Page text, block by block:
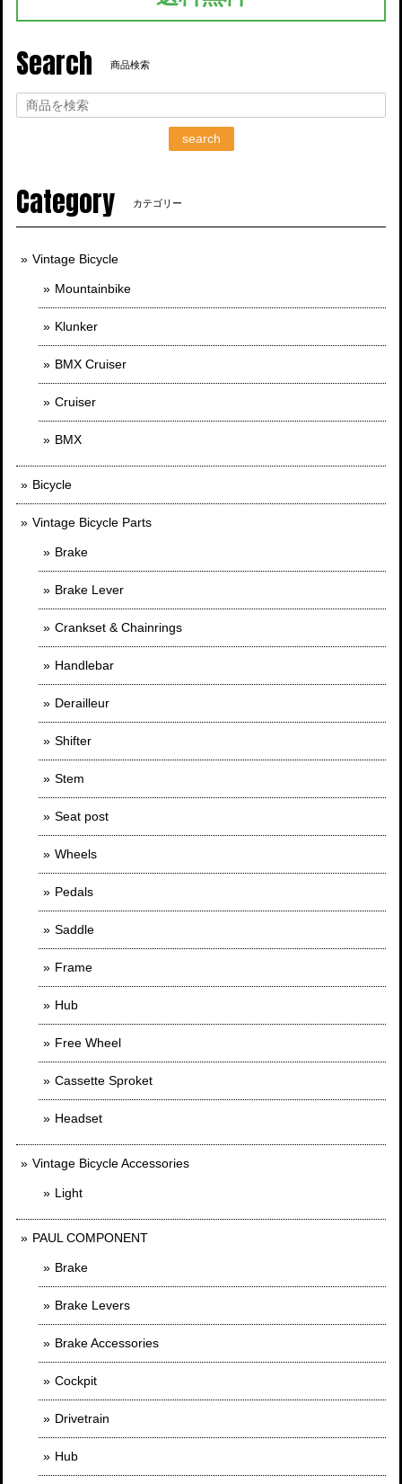
Search 商品検索
search
Category カテゴリー
Vintage Bicycle
Mountainbike
Klunker
BMX Cruiser
Cruiser
BMX
Bicycle
Vintage Bicycle Parts
Brake
Brake Lever
Crankset & Chainrings
Handlebar
Derailleur
Shifter
Stem
Seat post
Wheels
Pedals
Saddle
Frame
Hub
Free Wheel
Cassette Sproket
Headset
Vintage Bicycle Accessories
Light
PAUL COMPONENT
Brake
Brake Levers
Brake Accessories
Cockpit
Drivetrain
Hub